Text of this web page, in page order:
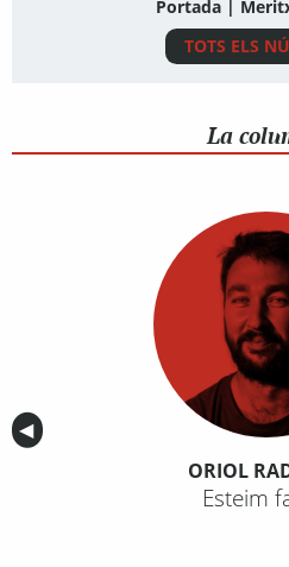
Portada |
TOTS ELS
La
Anterior
◀︎
ORIOL
Esteim